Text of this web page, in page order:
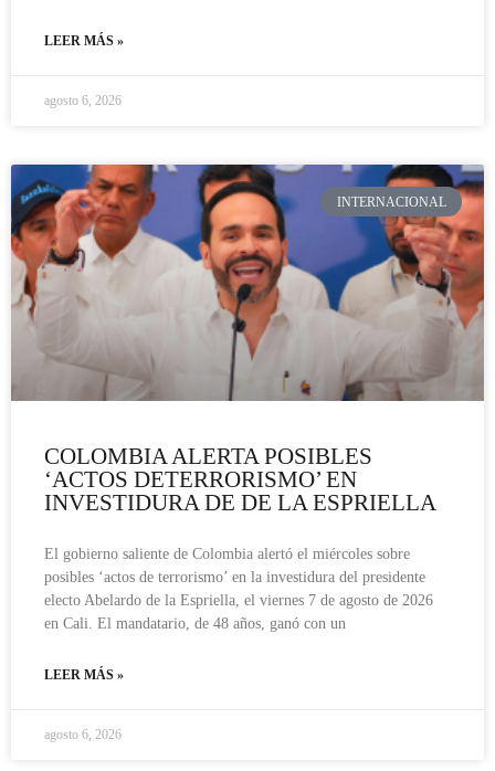
LEER MÁS »
agosto 6, 2026
INTERNACIONAL
COLOMBIA ALERTA POSIBLES
‘ACTOS DETERRORISMO’ EN
INVESTIDURA DE DE LA ESPRIELLA
El gobierno saliente de Colombia alertó el miércoles sobre
posibles ‘actos de terrorismo’ en la investidura del presidente
electo Abelardo de la Espriella, el viernes 7 de agosto de 2026
en Cali. El mandatario, de 48 años, ganó con un
LEER MÁS »
agosto 6, 2026